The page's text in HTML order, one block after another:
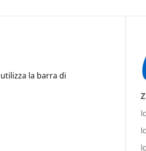
la barra di